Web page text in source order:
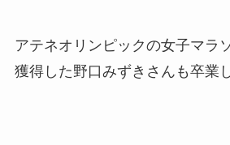
アテネオリンピックの女子マラ
獲得した野口みずきさんも卒業